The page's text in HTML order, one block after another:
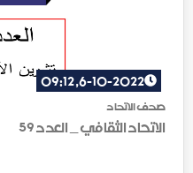
صحف الاتحاد
6-10-2022, 09:12
الاتحاد الثقافي _ العدد 59